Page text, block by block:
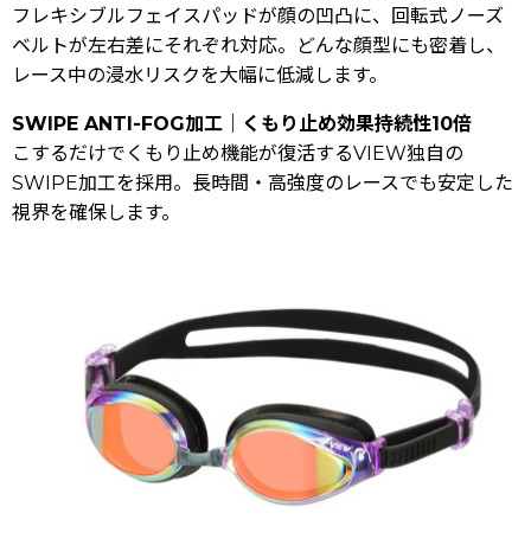
フレキシブルフェイスパッドが顔の凹凸に、回転式ノーズ
ベルトが左右差にそれぞれ対応。どんな顔型にも密着し、
レース中の浸水リスクを大幅に低減します。
SWIPE ANTI-FOG加工｜くもり止め効果持続性10倍
こするだけでくもり止め機能が復活するVIEW独自の
SWIPE加工を採用。長時間・高強度のレースでも安定した
視界を確保します。